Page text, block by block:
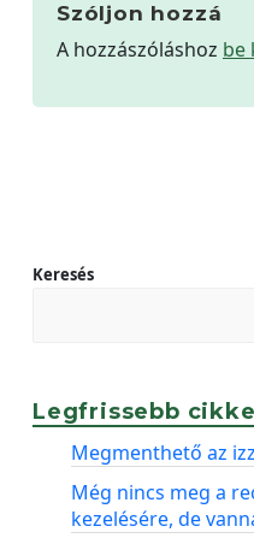
Szóljon hozzá
A hozzászóláshoz be
Keresés
Legfrissebb
Megmenthető az
Még nincs meg a
kezelésére, de